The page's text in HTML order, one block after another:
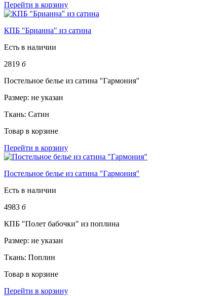
Перейти в корзину
КПБ "Брианна" из сатина
Есть в наличии
2819 б
Постельное белье из сатина "Гармония"
Размер: не указан
Ткань: Сатин
Товар в корзине
Перейти в корзину
Постельное белье из сатина "Гармония"
Есть в наличии
4983 б
КПБ "Полет бабочки" из поплина
Размер: не указан
Ткань: Поплин
Товар в корзине
Перейти в корзину